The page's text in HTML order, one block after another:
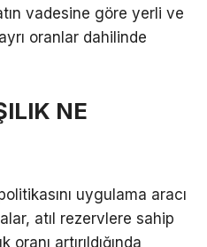
vadesine göre yerli ve
oranlar dahilinde
NE
uygulama aracı
atıl rezervlere sahip
artırıldığında